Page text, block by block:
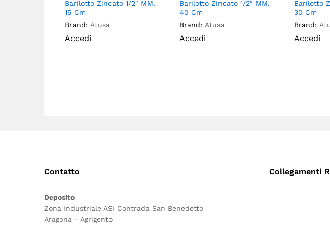
Barilotto Zincato 1/2″ MM.
15 Cm
Brand: Atusa
Accedi
Barilotto Zincato 1/2″ MM.
40 Cm
Brand: Atusa
Accedi
Barilotto
30 Cm
Brand:
Accedi
Contatto
Deposito
Zona Industriale ASI Contrada San Benedetto
Aragona - Agrigento
Collegamenti